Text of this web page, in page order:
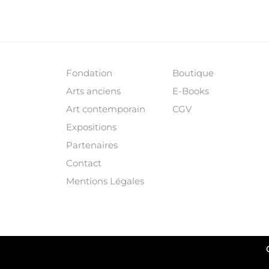
Fondation
Arts anciens
Art contemporain
Expositions
Partenaires
Contact
Mentions Légales
Boutique
E-Books
CGV